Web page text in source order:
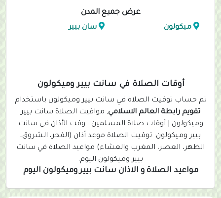
عرض جميع المدن
ميكولون سان بيير
أوقات الصلاة في سانت بيير وميكولون
تم حساب توقيت الصلاة في سانت بيير وميكولون باستخدام
تقويم رابطة العالم الاسلامي, مواقيت الصلاة سانت بيير
وميكولون | أوقات صلاة المسلمين - وقت الأذان في سانت
بيير وميكولون: توقيت الصلاة موعد أذان (الفجر، الشروق،
الظهر، العصر، المغرب والعشاء) مواعيد الصلاة في سانت
بيير وميكولون اليوم.
مواعيد الصلاة و الاذان سانت بيير وميكولون اليوم